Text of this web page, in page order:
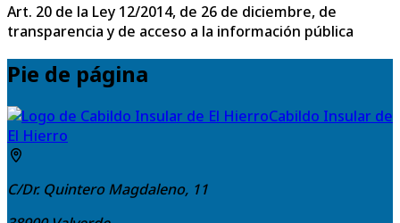
Art. 20 de la Ley 12/2014, de 26 de diciembre, de
transparencia y de acceso a la información pública
Pie de página
Cabildo Insular de
El Hierro
C/Dr. Quintero Magdaleno, 11